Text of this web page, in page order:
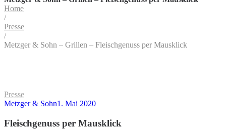
Home
/
Presse
/
Metzger & Sohn – Grillen – Fleischgenuss per Mausklick
Posted
in
Presse
by
Metzger & SohnPosted
1. Mai 2020
Fleischgenuss per Mausklick